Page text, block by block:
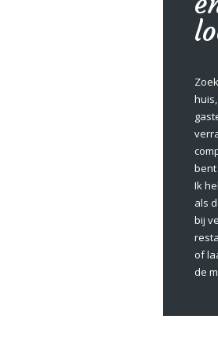
bent
Ik
als
bij
of
de